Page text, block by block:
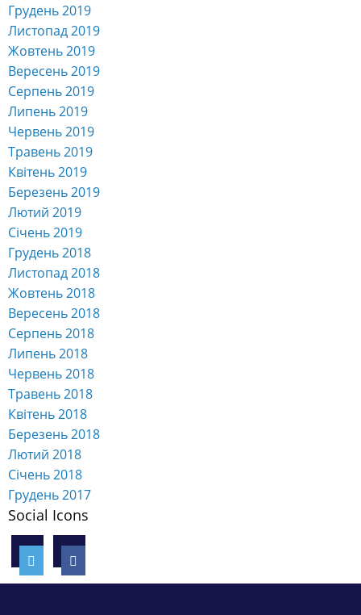
Грудень 2019
Листопад 2019
Жовтень 2019
Вересень 2019
Серпень 2019
Липень 2019
Червень 2019
Травень 2019
Квітень 2019
Березень 2019
Лютий 2019
Січень 2019
Грудень 2018
Листопад 2018
Жовтень 2018
Вересень 2018
Серпень 2018
Липень 2018
Червень 2018
Травень 2018
Квітень 2018
Березень 2018
Лютий 2018
Січень 2018
Грудень 2017
Social Icons